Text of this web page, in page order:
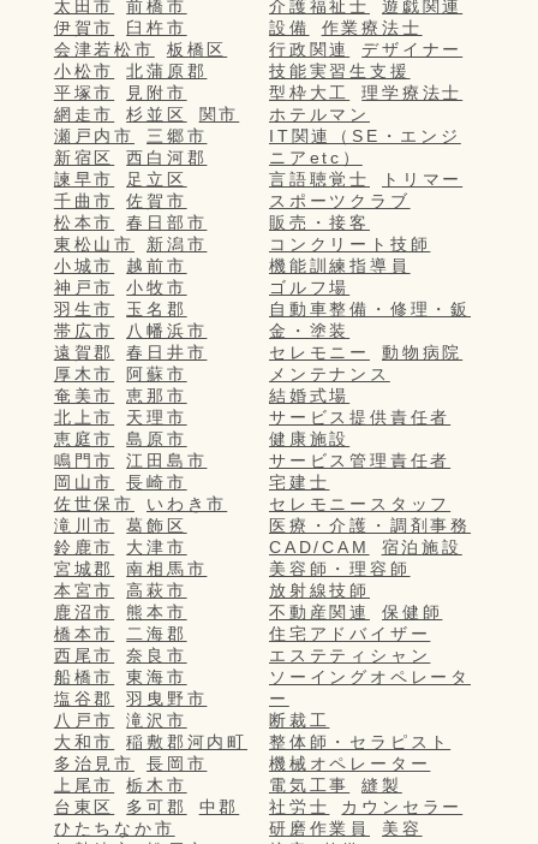
太田市
前橋市
伊賀市
臼杵市
会津若松市
板橋区
小松市
北蒲原郡
平塚市
見附市
網走市
杉並区
関市
瀬戸内市
三郷市
新宿区
西白河郡
諫早市
足立区
千曲市
佐賀市
松本市
春日部市
東松山市
新潟市
小城市
越前市
神戸市
小牧市
羽生市
玉名郡
帯広市
八幡浜市
遠賀郡
春日井市
厚木市
阿蘇市
奄美市
恵那市
北上市
天理市
恵庭市
島原市
鳴門市
江田島市
岡山市
長崎市
佐世保市
いわき市
滝川市
葛飾区
鈴鹿市
大津市
宮城郡
南相馬市
本宮市
高萩市
鹿沼市
熊本市
橋本市
二海郡
西尾市
奈良市
船橋市
東海市
塩谷郡
羽曳野市
八戸市
滝沢市
大和市
稲敷郡河内町
多治見市
長岡市
上尾市
栃木市
台東区
多可郡
中郡
ひたちなか市
介護福祉士
遊戯関連
設備
作業療法士
行政関連
デザイナー
技能実習生支援
型枠大工
理学療法士
ホテルマン
IT関連（SE・エンジ
ニアetc）
言語聴覚士
トリマー
スポーツクラブ
販売・接客
コンクリート技師
機能訓練指導員
ゴルフ場
自動車整備・修理・鈑
金・塗装
セレモニー
動物病院
メンテナンス
結婚式場
サービス提供責任者
健康施設
サービス管理責任者
宅建士
セレモニースタッフ
医療・介護・調剤事務
CAD/CAM
宿泊施設
美容師・理容師
放射線技師
不動産関連
保健師
住宅アドバイザー
エステティシャン
ソーイングオペレータ
ー
断裁工
整体師・セラピスト
機械オペレーター
電気工事
縫製
社労士
カウンセラー
研磨作業員
美容